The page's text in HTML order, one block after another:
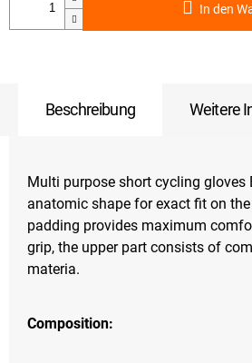
In den
Beschreibung Weitere
Multi purpose short cycling gloves
anatomic shape for exact fit on
padding provides maximum
grip, the upper part consists of
materia.
Composition: